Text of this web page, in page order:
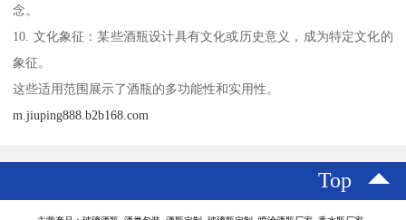
念。
10. 文化象征：某些酒瓶设计具有文化或历史意义，成为特定文化的
象征。
这些适用范围展示了酒瓶的多功能性和实用性。
m.jiuping888.b2b168.com
Top